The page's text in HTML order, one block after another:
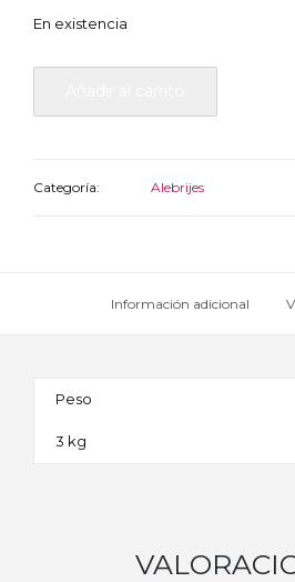
En existencia
Categoría: Alebrijes
Información adicional
Peso
3 kg